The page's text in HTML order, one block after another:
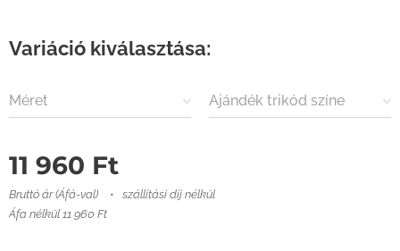
Variáció kiválasztása:
Méret Ajándék trikód színe
11 960 Ft
Bruttó ár (Áfá-val)
szállítási díj nélkül
Áfa nélkül 11 960 Ft